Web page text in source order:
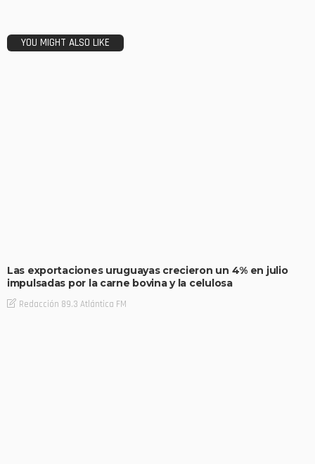
YOU MIGHT ALSO LIKE
Las exportaciones uruguayas crecieron un 4% en julio
impulsadas por la carne bovina y la celulosa
Redacción 89.3 Atlántica FM